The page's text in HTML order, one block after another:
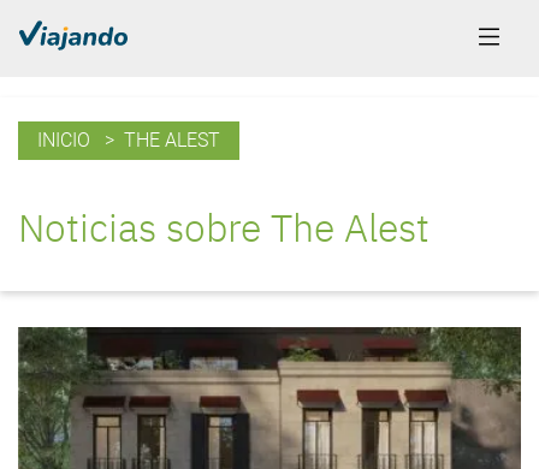
INICIO > THE ALEST
Noticias sobre The Alest